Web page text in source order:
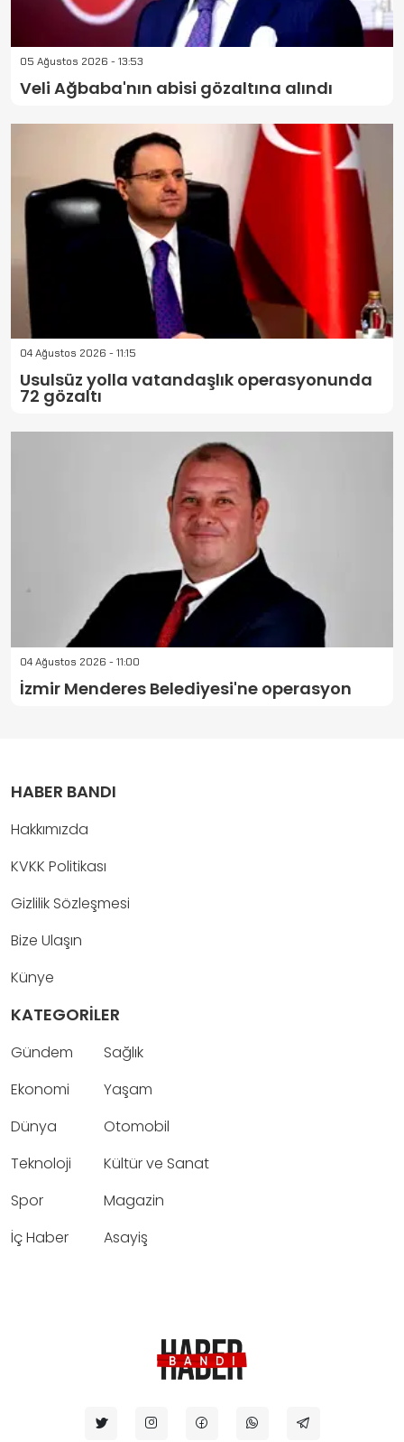
05 Ağustos 2026 - 13:53
Veli Ağbaba'nın abisi gözaltına alındı
04 Ağustos 2026 - 11:15
Usulsüz yolla vatandaşlık operasyonunda
72 gözaltı
04 Ağustos 2026 - 11:00
İzmir Menderes Belediyesi'ne operasyon
HABER BANDI
Hakkımızda
KVKK Politikası
Gizlilik Sözleşmesi
Bize Ulaşın
Künye
KATEGORİLER
Gündem
Ekonomi
Dünya
Teknoloji
Spor
İç Haber
Sağlık
Yaşam
Otomobil
Kültür ve Sanat
Magazin
Asayiş